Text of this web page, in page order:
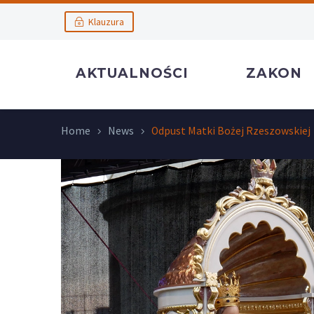
Klauzura
AKTUALNOŚCI ZAKON
Home News Odpust Matki Bożej Rzeszowskiej